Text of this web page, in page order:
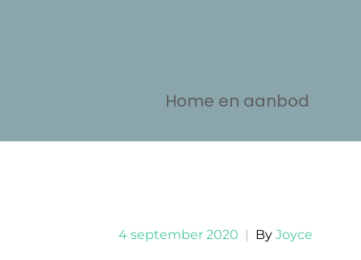
Home en aanbod
4 september 2020 | By Joyce